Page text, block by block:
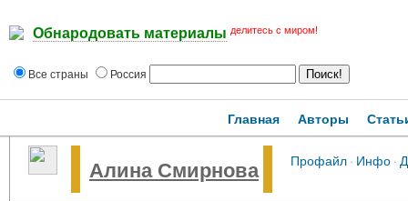
Обнародовать материалы делитесь с миром!
Все страны Россия
Главная Авторы
Алина Смирнова Профайл· Инфо·